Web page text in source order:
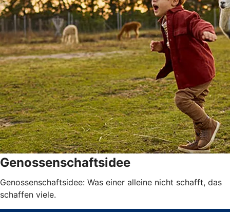
Genossenschaftsidee
Genossenschaftsidee: Was einer alleine nicht schafft, das
schaffen viele.